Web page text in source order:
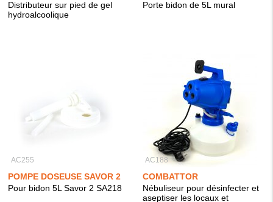
Distributeur sur pied de gel
hydroalcoolique
Porte bidon de 5L mural
AC255
POMPE DOSEUSE SAVOR 2
Pour bidon 5L Savor 2 SA218
AC188
COMBATTOR
Nébuliseur pour désinfecter et
aseptiser les locaux et